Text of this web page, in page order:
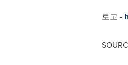
로고 -